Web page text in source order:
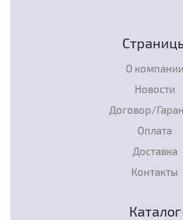
О компании
Новости
Договор/
Оплата
Доставка
Контакты
Каталог